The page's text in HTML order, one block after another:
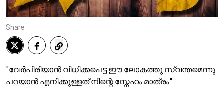
Share
"വേർപിരിയാൻ വിധിക്കപെട്ട ഈ ലോകത്തു സ്വന്തമെന്നു
പറയാൻ എനിക്കുള്ളത് നിന്റെ സ്നേഹം മാത്രം"